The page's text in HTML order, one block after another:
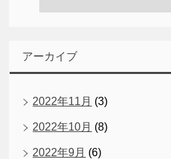
アーカイブ
2022年11月 (3)
2022年10月 (8)
2022年9月 (6)